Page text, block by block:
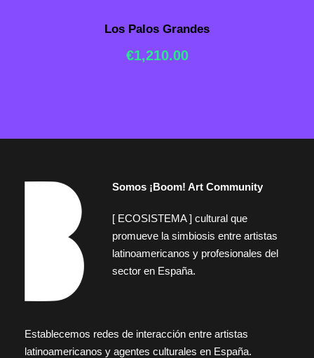
Los Palos Grandes
€1,210.00
Somos ¡Boom! Art Community
[ ECOSISTEMA ] cultural que
promueve la simbiosis entre artistas
latinoamericanos y profesionales del
sector en España.
Establecemos redes de interacción entre artistas
latinoamericanos y agentes culturales en España.